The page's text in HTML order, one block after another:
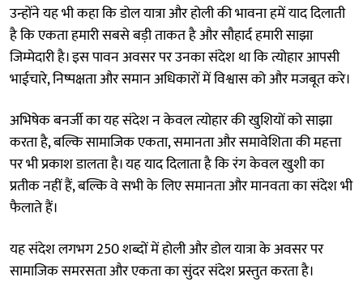
उन्होंने यह भी कहा कि डोल यात्रा और होली की भावना हमें याद दिलाती
है कि एकता हमारी सबसे बड़ी ताकत है और सौहार्द हमारी साझा
जिम्मेदारी है। इस पावन अवसर पर उनका संदेश था कि त्योहार आपसी
भाईचारे, निष्पक्षता और समान अधिकारों में विश्वास को और मजबूत करे।
अभिषेक बनर्जी का यह संदेश न केवल त्योहार की खुशियों को साझा
करता है, बल्कि सामाजिक एकता, समानता और समावेशिता की महत्ता
पर भी प्रकाश डालता है। यह याद दिलाता है कि रंग केवल खुशी का
प्रतीक नहीं हैं, बल्कि वे सभी के लिए समानता और मानवता का संदेश भी
फैलाते हैं।
यह संदेश लगभग 250 शब्दों में होली और डोल यात्रा के अवसर पर
सामाजिक समरसता और एकता का सुंदर संदेश प्रस्तुत करता है।